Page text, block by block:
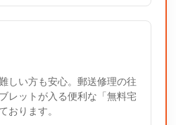
しい方も安心。郵送修理の往
レットが入る便利な「無料宅
おります。